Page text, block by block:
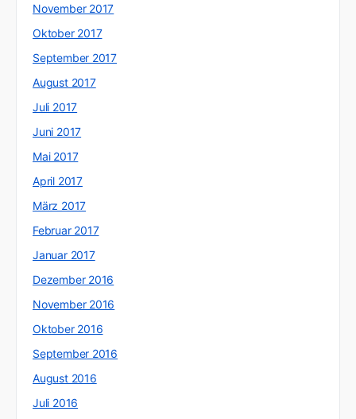
November 2017
Oktober 2017
September 2017
August 2017
Juli 2017
Juni 2017
Mai 2017
April 2017
März 2017
Februar 2017
Januar 2017
Dezember 2016
November 2016
Oktober 2016
September 2016
August 2016
Juli 2016